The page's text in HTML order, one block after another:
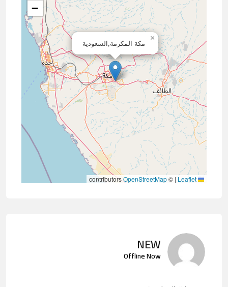
مكة المكرمة,السعودية
×
−
|
©
OpenStreetMap
contributors
NEW
Offline Now